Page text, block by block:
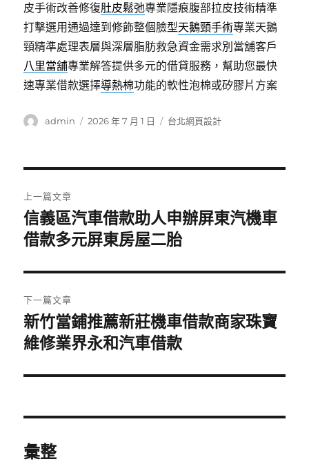
皮手術改善修復肚皮鬆弛專業隱痕腹部拉皮技術精準
打擊選用通過達到修飾整個臉型天鵝頸手術專業天鵝
頸精準處理表層與深層脂肪救急資金需求別當舖客戶
八里當舖專業解答提供多元的借貸服務，幫助您最快
速專業借款選擇導熱棉功能的軟性泡棉或矽膠片方案
作
admin
發
2026 年 7 月 1 日
分
台北網頁設計
章
導
覽
上一篇文章
上
一
文
章:
信義區汽車借款助人申辦屏東汽機車
借款多元屏東房屋二胎
下一篇文章
下
一
文
新竹當鋪推薦新莊機車借款商家珠寶
維修業界永和汽車借款
彙整